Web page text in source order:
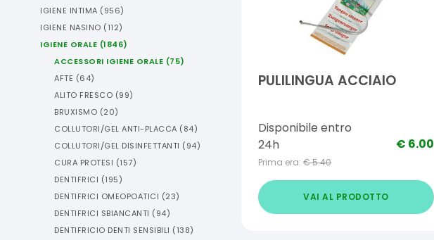
IGIENE INTIMA (956)
IGIENE NASINO (112)
IGIENE ORALE (1846)
ACCESSORI IGIENE ORALE (75)
AFTE (64)
ALITO FRESCO (99)
BRUXISMO (20)
COLLUTORI/GEL ANTI-PLACCA (84)
COLLUTORI/GEL DISINFETTANTI (94)
CURA PROTESI (157)
DENTIFRICI (195)
DENTIFRICI OMEOPOATICI (23)
DENTIFRICI SBIANCANTI (94)
DENTIFRICIO DENTI SENSIBILI (138)
PULILINGUA ACCIAIO
Disponibile entro
24h
Prima era: €5.40
€ 6.00
VAI AL PRODOTTO